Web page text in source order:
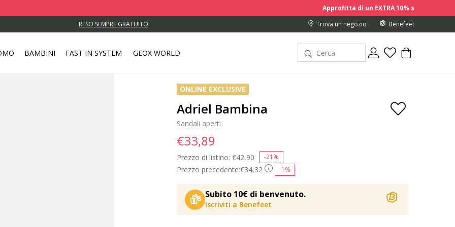
Approfitta di un EXTRA 10% sui prezzi scontati
RESO SEMPRE GRATUITO Trova un negozio Benefeet
BAMBINI FAST IN SYSTEM GEOX WORLD
ONLINE EXCLUSIVE
Adriel Bambina
Sandali aperti
Prezzo precedente:€34,32 -1%
Prezzo di listino: Price reduced from
€42,90 -21%
€33,89
Subito 10€ di benvenuto.
Iscriviti a Benefeet